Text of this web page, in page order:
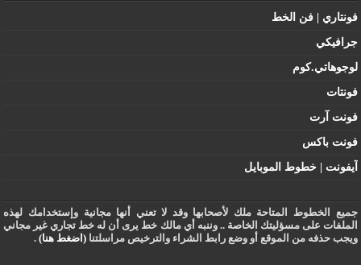
فونتاري | فن الخط
جرافيكي
لوجوهاتي.كوم
فونتات
فونت آرت
فونت باكس
آيفونت | خطوط الموبايل
جميع الخطوط المتاحة ملك لأصحابها وقد لا تعني أنها مجانية وإستخدامك لهذه
الملفات على مسؤليتك الخاصة .. وننبه أي مالك خط يرى أن له خط تجاري غير مجاني
ويجب حذفه من الموقع أو وضع رابط الشراء والترخيص مراسلتنا(اضغط هنا) .